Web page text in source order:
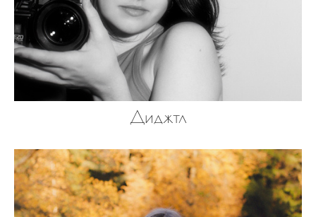
Диджтл